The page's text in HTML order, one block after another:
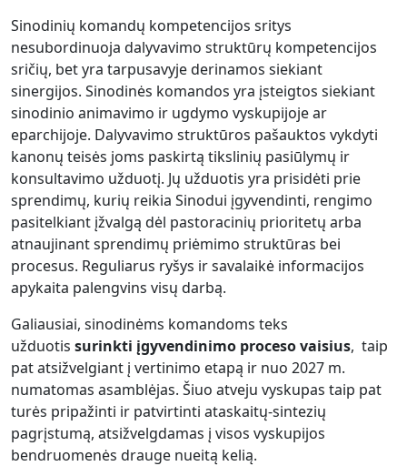
Sinodinių komandų kompetencijos sritys
nesubordinuoja dalyvavimo struktūrų kompetencijos
sričių, bet yra tarpusavyje derinamos siekiant
sinergijos. Sinodinės komandos yra įsteigtos siekiant
sinodinio animavimo ir ugdymo vyskupijoje ar
eparchijoje. Dalyvavimo struktūros pašauktos vykdyti
kanonų teisės joms paskirtą tikslinių pasiūlymų ir
konsultavimo užduotį. Jų užduotis yra prisidėti prie
sprendimų, kurių reikia Sinodui įgyvendinti, rengimo
pasitelkiant įžvalgą dėl pastoracinių prioritetų arba
atnaujinant sprendimų priėmimo struktūras bei
procesus. Reguliarus ryšys ir savalaikė informacijos
apykaita palengvins visų darbą.
Galiausiai, sinodinėms komandoms teks
užduotis surinkti įgyvendinimo proceso vaisius, taip
pat atsižvelgiant į vertinimo etapą ir nuo 2027 m.
numatomas asamblėjas. Šiuo atveju vyskupas taip pat
turės pripažinti ir patvirtinti ataskaitų-sintezių
pagrįstumą, atsižvelgdamas į visos vyskupijos
bendruomenės drauge nueitą kelią.